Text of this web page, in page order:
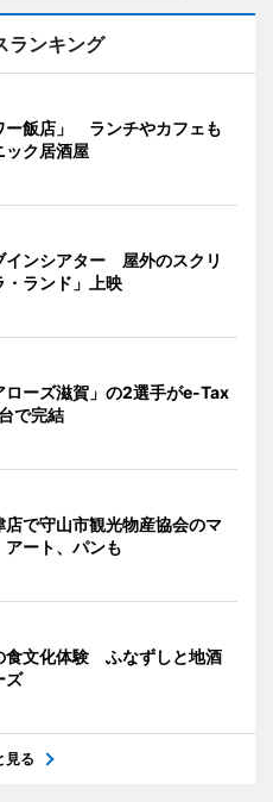
ランキング
ー飯店」 ランチやカフェも
ック居酒屋
インシアター 屋外のスクリ
・ランド」上映
ローズ滋賀」の2選手がe-Tax
で完結
店で守山市観光物産協会のマ
ート、パンも
食文化体験 ふなずしと地酒
ズ
見る